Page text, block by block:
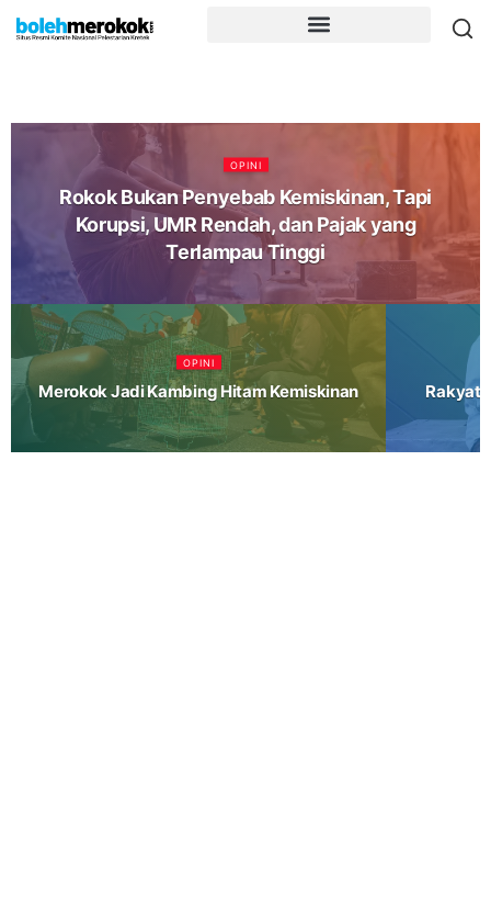
OPINI
Rokok Bukan Penyebab Kemiskinan, Tapi
Korupsi, UMR Rendah, dan Pajak yang
Terlampau Tinggi
OPINI
Merokok Jadi Kambing Hitam Kemiskinan Rakyat